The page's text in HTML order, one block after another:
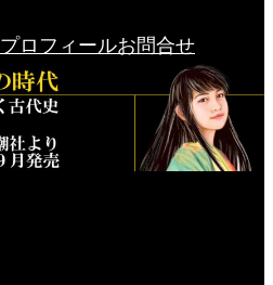
プロフィールお問合せ